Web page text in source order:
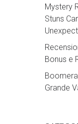
Mystery
Stuns
Bonus e
Grande